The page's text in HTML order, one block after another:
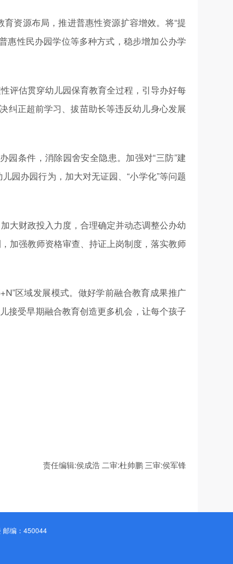
资源布局，推进普惠性资源扩容增效。将“提
惠性民办园学位等多种方式，稳步增加公办学
估贯穿幼儿园保育教育全过程，引导办好每
纠正超前学习、拔苗助长等违反幼儿身心发展
条件，消除园舍安全隐患。加强对“三防”建
园办园行为，加大对无证园、“小学化”等问题
财政投入力度，合理确定并动态调整公办幼
加强教师资格审查、持证上岗制度，落实教师
区域发展模式。做好学前融合教育成果推广
接受早期融合教育创造更多机会，让每个孩子
责任编辑:侯成浩二审:杜帅鹏三审:侯军锋
邮编：450044